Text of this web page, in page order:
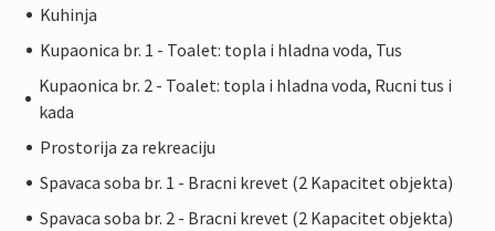
Kuhinja
Kupaonica br. 1 - Toalet: topla i hladna voda, Tus
Kupaonica br. 2 - Toalet: topla i hladna voda, Rucni tus i
kada
Prostorija za rekreaciju
Spavaca soba br. 1 - Bracni krevet (2 Kapacitet objekta)
Spavaca soba br. 2 - Bracni krevet (2 Kapacitet objekta)